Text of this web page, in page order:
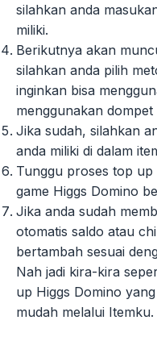
silahkan anda
miliki.
Berikutnya akan
silahkan anda pilih
inginkan bisa
menggunakan dompet
Jika sudah, silahkan
anda miliki di dalam
Tunggu proses top up
game Higgs Domino
Jika anda sudah
otomatis saldo atau
bertambah sesuai
Nah jadi kira-kira
up Higgs Domino
mudah melalui Itemku.